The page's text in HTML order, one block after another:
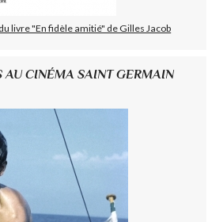
livre "En fidèle amitié" de Gilles Jacob
AU CINÉMA SAINT GERMAIN